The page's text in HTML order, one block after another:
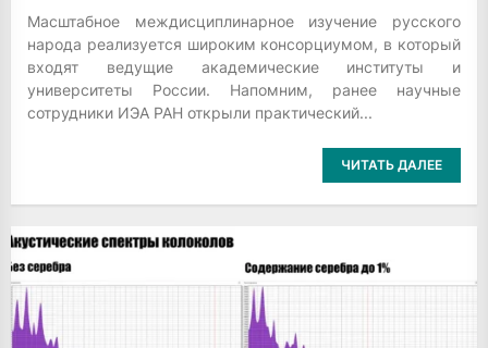
Масштабное междисциплинарное изучение русского
народа реализуется широким консорциумом, в который
входят ведущие академические институты и
университеты России. Напомним, ранее научные
сотрудники ИЭА РАН открыли практический...
ЧИТАТЬ ДАЛЕЕ